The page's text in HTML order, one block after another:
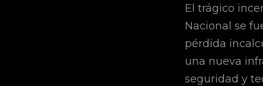
El trágico
Nacional se
pérdida
una nueva
seguridad y